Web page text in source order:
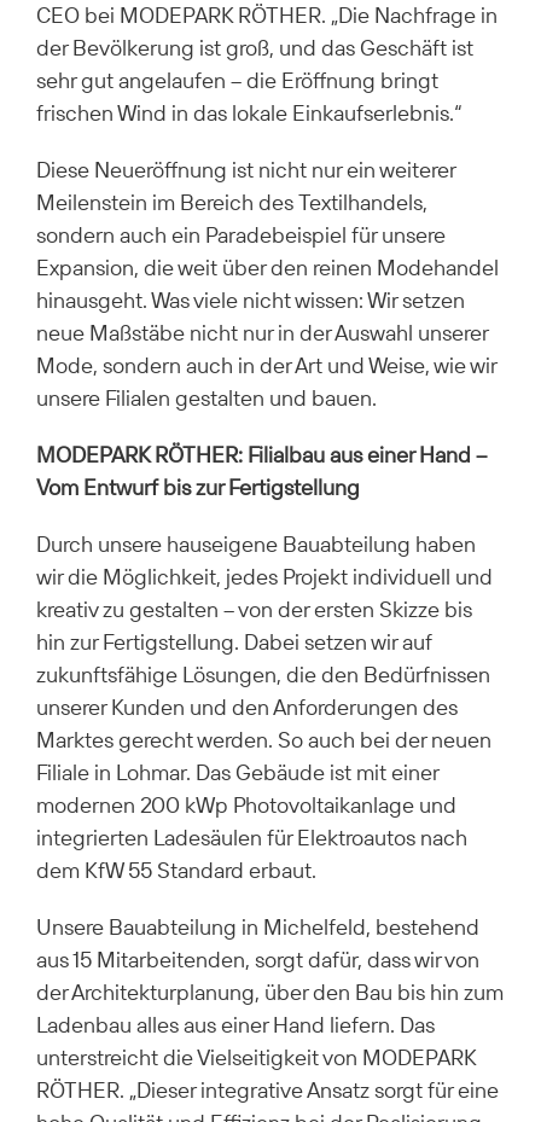
CEO bei MODEPARK RÖTHER. „Die Nachfrage in
der Bevölkerung ist groß, und das Geschäft ist
sehr gut angelaufen – die Eröffnung bringt
frischen Wind in das lokale Einkaufserlebnis.“
Diese Neueröffnung ist nicht nur ein weiterer
Meilenstein im Bereich des Textilhandels,
sondern auch ein Paradebeispiel für unsere
Expansion, die weit über den reinen Modehandel
hinausgeht. Was viele nicht wissen: Wir setzen
neue Maßstäbe nicht nur in der Auswahl unserer
Mode, sondern auch in der Art und Weise, wie wir
unsere Filialen gestalten und bauen.
MODEPARK RÖTHER: Filialbau aus einer Hand –
Vom Entwurf bis zur Fertigstellung
Durch unsere hauseigene Bauabteilung haben
wir die Möglichkeit, jedes Projekt individuell und
kreativ zu gestalten – von der ersten Skizze bis
hin zur Fertigstellung. Dabei setzen wir auf
zukunftsfähige Lösungen, die den Bedürfnissen
unserer Kunden und den Anforderungen des
Marktes gerecht werden. So auch bei der neuen
Filiale in Lohmar. Das Gebäude ist mit einer
modernen 200 kWp Photovoltaikanlage und
integrierten Ladesäulen für Elektroautos nach
dem KfW 55 Standard erbaut.
Unsere Bauabteilung in Michelfeld, bestehend
aus 15 Mitarbeitenden, sorgt dafür, dass wir von
der Architekturplanung, über den Bau bis hin zum
Ladenbau alles aus einer Hand liefern. Das
unterstreicht die Vielseitigkeit von MODEPARK
RÖTHER. „Dieser integrative Ansatz sorgt für eine